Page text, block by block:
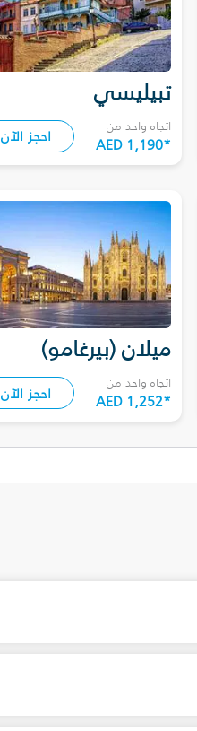
تبيليسي
اتجاه واحد من
AED 1,190* احجز الآن
ميلان (بيرغامو)
اتجاه واحد من
AED 1,252* احجز الآن